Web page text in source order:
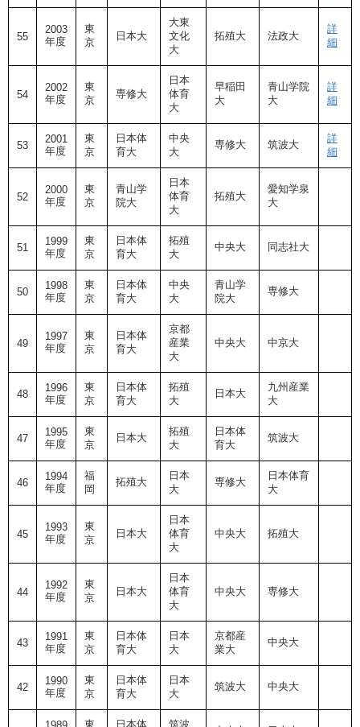
55
2003
年度
東
京
日本大
大東
文化
大
拓殖大 法政大
詳
細
54
2002
年度
東
京
専修大
日本
体育
大
早稲田
大
青山学院
大
詳
細
53
2001
年度
東
京
日本体
育大
中央
大
専修大 筑波大
詳
細
52
2000
年度
東
京
青山学
院大
日本
体育
大
拓殖大
愛知学泉
大
51
1999
年度
東
京
日本体
育大
拓殖
大
中央大 同志社大
50
1998
年度
東
京
日本体
育大
中央
大
青山学
院大
専修大
49
1997
年度
東
京
日本体
育大
京都
産業
大
中央大 中京大
48
1996
年度
東
京
日本体
育大
拓殖
大
日本大
九州産業
大
47
1995
年度
東
京
日本大
拓殖
大
日本体
育大
筑波大
46
1994
年度
福
岡
拓殖大
日本
大
専修大
日本体育
大
45
1993
年度
東
京
日本大
日本
体育
大
中央大 拓殖大
44
1992
年度
東
京
日本大
日本
体育
大
中央大 専修大
43
1991
年度
東
京
日本体
育大
日本
大
京都産
業大
中央大
42
1990
年度
東
京
日本体
育大
日本
大
筑波大 中央大
東 日本体 筑波